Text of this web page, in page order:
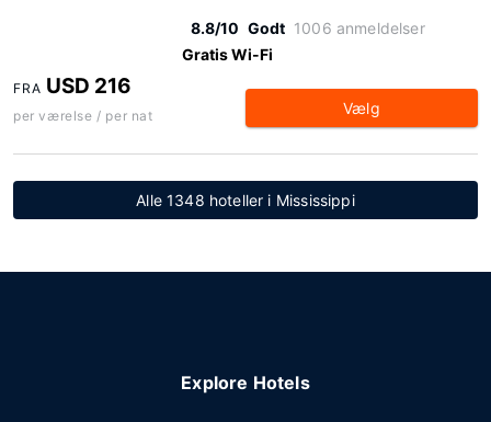
8.8/10 Godt 1006 anmeldelser
Gratis Wi-Fi
FRA USD 216
per værelse / per nat Vælg
Alle 1348 hoteller i Mississippi
Explore Hotels